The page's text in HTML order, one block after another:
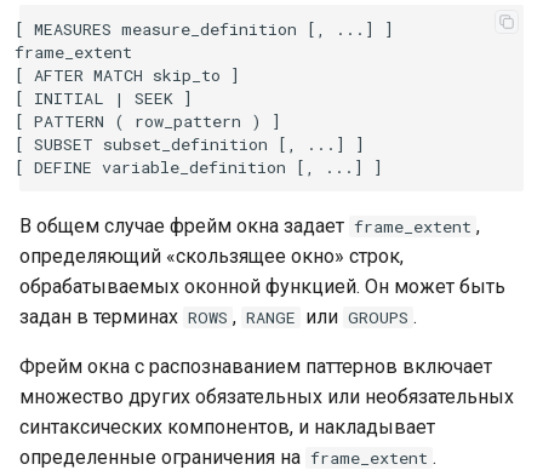
[ MEASURES measure_definition [, ...] ]
frame_extent
[ AFTER MATCH skip_to ]
[ INITIAL | SEEK ]
[ PATTERN ( row_pattern ) ]
[ SUBSET subset_definition [, ...] ]
В общем случае фрейм окна задает frame_extent ,
определяющий «скользящее окно» строк,
обрабатываемых оконной функцией. Он может быть
задан в терминах ROWS , RANGE или GROUPS .
Фрейм окна с распознаванием паттернов включает
множество других обязательных или необязательных
синтаксических компонентов, и накладывает
определенные ограничения на frame_extent .